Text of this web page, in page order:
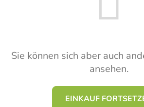
Sie können sich aber auch
ansehen.
EINKAUF